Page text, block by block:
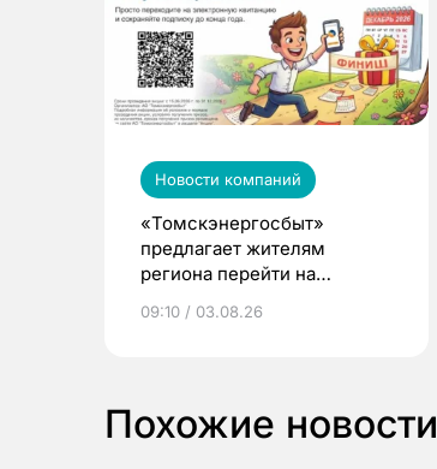
Новости компаний
«Томскэнергосбыт»
предлагает жителям
региона перейти на
выиграть призы
09:10 / 03.08.26
Похожие новости